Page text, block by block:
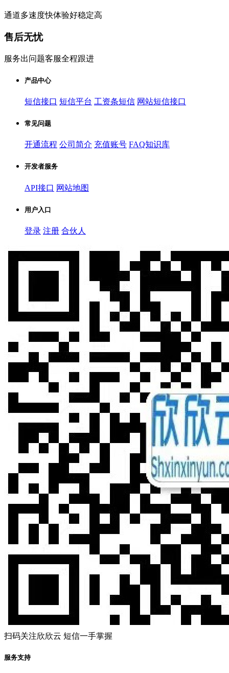
通道多速度快体验好稳定高
售后无忧
服务出问题客服全程跟进
产品中心
短信接口 短信平台 工资条短信 网站短信接口
常见问题
开通流程 公司简介 充值账号 FAQ知识库
开发者服务
API接口 网站地图
用户入口
登录 注册 合伙人
扫码关注欣欣云 短信一手掌握
服务支持